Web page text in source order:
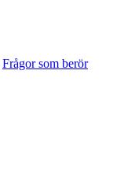
Frågor som berör